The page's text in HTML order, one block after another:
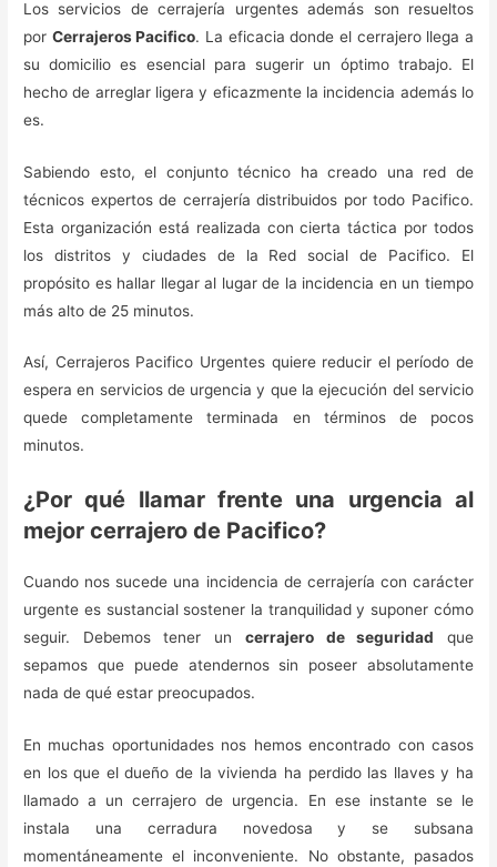
Los servicios de cerrajería urgentes además son resueltos
por Cerrajeros Pacifico. La eficacia donde el cerrajero llega a
su domicilio es esencial para sugerir un óptimo trabajo. El
hecho de arreglar ligera y eficazmente la incidencia además lo
es.
Sabiendo esto, el conjunto técnico ha creado una red de
técnicos expertos de cerrajería distribuidos por todo Pacifico.
Esta organización está realizada con cierta táctica por todos
los distritos y ciudades de la Red social de Pacifico. El
propósito es hallar llegar al lugar de la incidencia en un tiempo
más alto de 25 minutos.
Así, Cerrajeros Pacifico Urgentes quiere reducir el período de
espera en servicios de urgencia y que la ejecución del servicio
quede completamente terminada en términos de pocos
minutos.
¿Por qué llamar frente una urgencia al
mejor cerrajero de Pacifico?
Cuando nos sucede una incidencia de cerrajería con carácter
urgente es sustancial sostener la tranquilidad y suponer cómo
seguir. Debemos tener un cerrajero de seguridad que
sepamos que puede atendernos sin poseer absolutamente
nada de qué estar preocupados.
En muchas oportunidades nos hemos encontrado con casos
en los que el dueño de la vivienda ha perdido las llaves y ha
llamado a un cerrajero de urgencia. En ese instante se le
instala una cerradura novedosa y se subsana
momentáneamente el inconveniente. No obstante, pasados